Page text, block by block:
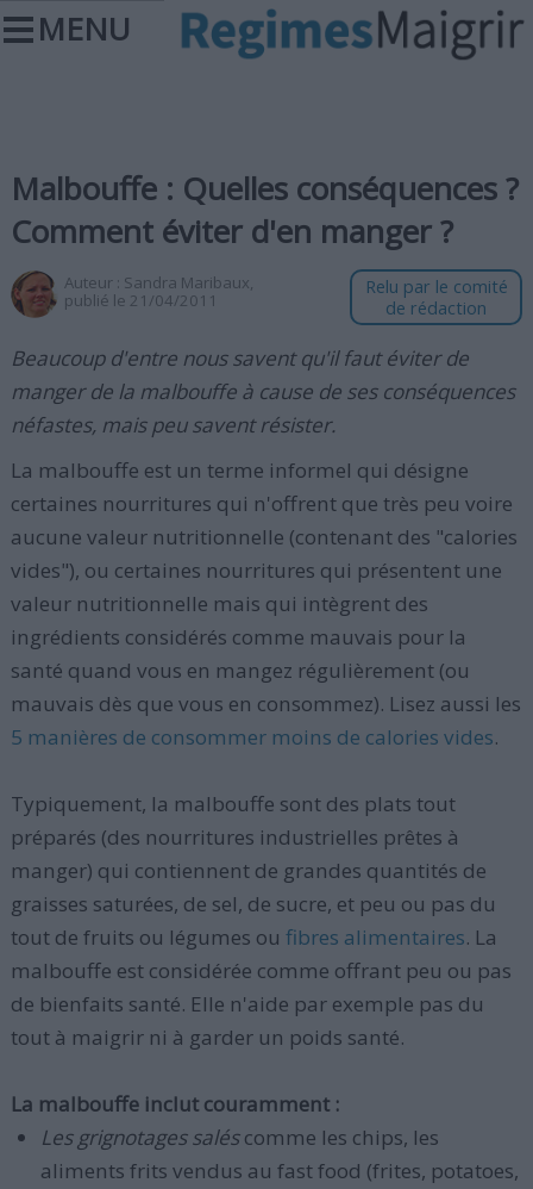
MENU
Malbouffe : Quelles conséquences ?
Comment éviter d'en manger ?
Auteur : Sandra Maribaux,
publié le 21/04/2011
Relu par le comité
de rédaction
Beaucoup d'entre nous savent qu'il faut éviter de
manger de la malbouffe à cause de ses conséquences
néfastes, mais peu savent résister.
La malbouffe est un terme informel qui désigne
certaines nourritures qui n'offrent que très peu voire
aucune valeur nutritionnelle (contenant des "calories
vides"), ou certaines nourritures qui présentent une
valeur nutritionnelle mais qui intègrent des
ingrédients considérés comme mauvais pour la
santé quand vous en mangez régulièrement (ou
mauvais dès que vous en consommez). Lisez aussi les
5 manières de consommer moins de calories vides.
Typiquement, la malbouffe sont des plats tout
préparés (des nourritures industrielles prêtes à
manger) qui contiennent de grandes quantités de
graisses saturées, de sel, de sucre, et peu ou pas du
tout de fruits ou légumes ou fibres alimentaires. La
malbouffe est considérée comme offrant peu ou pas
de bienfaits santé. Elle n'aide par exemple pas du
tout à maigrir ni à garder un poids santé.
La malbouffe inclut couramment :
Les grignotages saléscomme les chips, les
aliments frits vendus au fast food (frites, potatoes,